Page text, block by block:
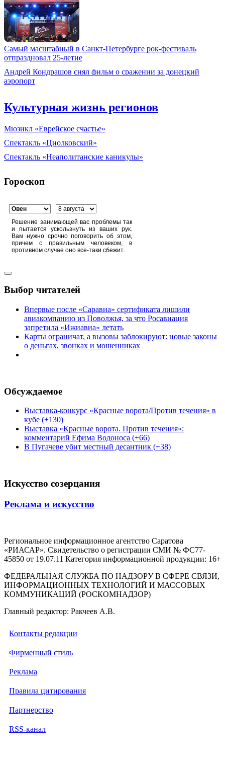
Самый масштабный в Санкт-Петербурге рок-фестиваль
отпраздновал 25-летие
Андрей Кондрашов снял фильм о сражении за донецкий
аэропорт
Культурная жизнь регионов
Мюзикл «Еврейское счастье»
Спектакль «Циолковский»
Спектакль «Неаполитанские каникулы»
Гороскоп
Решение занимающей вас проблемы так
и пытается ускользнуть из ваших рук.
Вам нужно срочно поговорить об этом,
причем с правильным человеком, в
противном случае оно все-таки сбежит.
Выбор читателей
Впервые после «Саравиа» сертификата лишили
авиакомпанию из Поволжья, за что Росавиация
запретила «Ижиавиа» летать
Карты ограничат, а вызовы заблокируют: новые законы
о деньгах, звонках и мошенниках
Обсуждаемое
Выставка-конкурс «Красные ворота/Против течения» в
кубе (+130)
Выставка «Красные ворота. Против течения»:
комментарий Ефима Водоноса (+66)
В Пугачеве убит местный десантник (+38)
Искусство созерцания
Реклама и искусство
Региональное информационное агентство Саратова
«РИАСАР». Свидетельство о регистрации СМИ № ФС77-
45850 от 19.07.11 Категория информационной продукции: 16+
ФЕДЕРАЛЬНАЯ СЛУЖБА ПО НАДЗОРУ В СФЕРЕ СВЯЗИ,
ИНФОРМАЦИОННЫХ ТЕХНОЛОГИЙ И МАССОВЫХ
КОММУНИКАЦИЙ (РОСКОМНАДЗОР)
Главный редактор: Ракчеев А.В.
Контакты редакции
Фирменный стиль
Реклама
Правила цитирования
Партнерство
RSS-канал